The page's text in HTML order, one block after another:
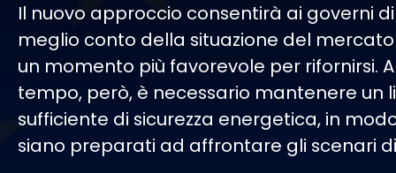
Il nuovo approccio consentirà ai governi
meglio conto della situazione del
un momento più favorevole per rifornirsi.
tempo, però, è necessario mantenere un
sufficiente di sicurezza energetica, in
siano preparati ad affrontare gli scenari